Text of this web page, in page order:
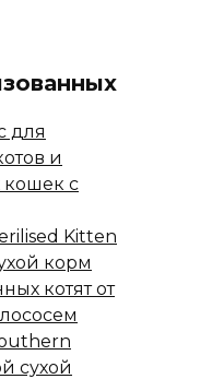
для
и
кошек с
Kitten
корм
котят от
сухой